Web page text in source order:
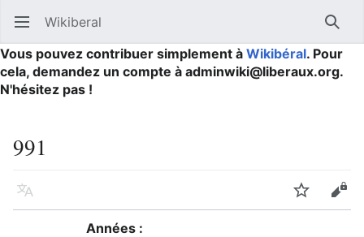
Ouvrir le menu principal Wikiberal
Vous pouvez contribuer simplement à Wikibéral. Pour
cela, demandez un compte à adminwiki@liberaux.org.
N'hésitez pas !
991
Langue Suivre
Années :